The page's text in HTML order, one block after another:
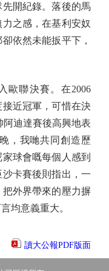
開紀錄。落後的馬
之感，在基利安奴
依然未能扳平下，
聯決賽。在2006
近冠軍，可惜在決
阿迪達賽後高興地表
，我哋共同創造歷
球會嘅每個人感到
卡賽後則指出，一
外界帶來的壓力摒
均意義重大。
讀大公報PDF版面